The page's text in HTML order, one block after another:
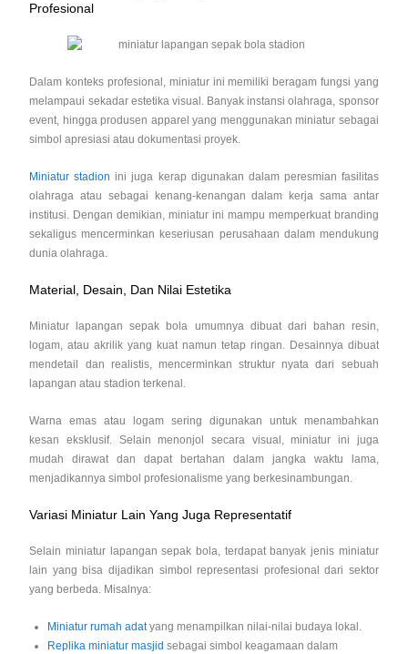
Profesional
Dalam konteks profesional, miniatur ini memiliki beragam fungsi yang
melampaui sekadar estetika visual. Banyak instansi olahraga, sponsor
event, hingga produsen apparel yang menggunakan miniatur sebagai
simbol apresiasi atau dokumentasi proyek.
Miniatur stadion ini juga kerap digunakan dalam peresmian fasilitas
olahraga atau sebagai kenang-kenangan dalam kerja sama antar
institusi. Dengan demikian, miniatur ini mampu memperkuat branding
sekaligus mencerminkan keseriusan perusahaan dalam mendukung
dunia olahraga.
Material, Desain, Dan Nilai Estetika
Miniatur lapangan sepak bola umumnya dibuat dari bahan resin,
logam, atau akrilik yang kuat namun tetap ringan. Desainnya dibuat
mendetail dan realistis, mencerminkan struktur nyata dari sebuah
lapangan atau stadion terkenal.
Warna emas atau logam sering digunakan untuk menambahkan
kesan eksklusif. Selain menonjol secara visual, miniatur ini juga
mudah dirawat dan dapat bertahan dalam jangka waktu lama,
menjadikannya simbol profesionalisme yang berkesinambungan.
Variasi Miniatur Lain Yang Juga Representatif
Selain miniatur lapangan sepak bola, terdapat banyak jenis miniatur
lain yang bisa dijadikan simbol representasi profesional dari sektor
yang berbeda. Misalnya:
Miniatur rumah adatyang menampilkan nilai-nilai budaya lokal.
Replika miniatur masjid sebagai simbol keagamaan dalam